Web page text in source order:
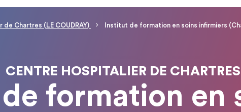
Chartres (LE COUDRAY) Institut de formation en soins infirmiers
CENTRE HOSPITALIER DE
formation en